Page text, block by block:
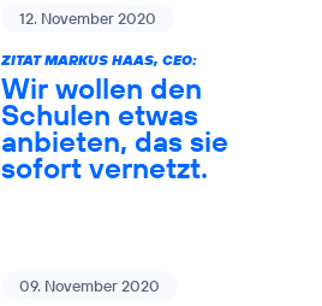
12. November 2020
ZITAT MARKUS HAAS, CEO:
Wir wollen den
Schulen etwas
anbieten, das sie
sofort vernetzt.
09. November 2020